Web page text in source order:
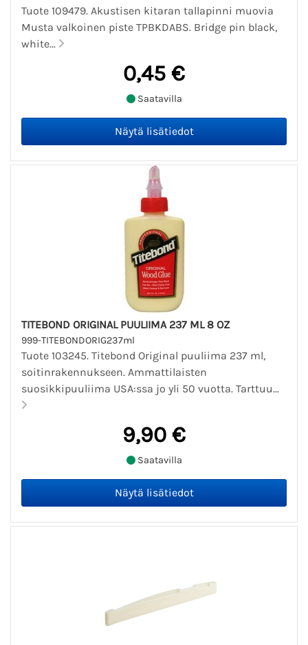
Tuote 109479. Akustisen kitaran tallapinni muovia
Musta valkoinen piste TPBKDABS. Bridge pin black,
white...
0,45 €
Saatavilla
TITEBOND ORIGINAL PUULIIMA 237 ML 8 OZ
999-TITEBONDORIG237ml
Tuote 103245. Titebond Original puuliima 237 ml,
soitinrakennukseen. Ammattilaisten
suosikkipuuliima USA:ssa jo yli 50 vuotta. Tarttuu...
9,90 €
Saatavilla